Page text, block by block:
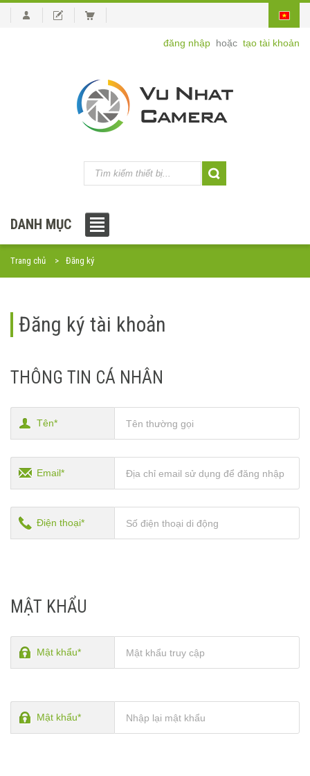
đăng nhập hoặc tạo tài khoản
DANH MỤC
Trang chủ Đăng ký
Đăng ký tài khoản
THÔNG TIN CÁ NHÂN
Tên*
Email*
Điện thoại*
MẬT KHẨU
Mật khẩu*
Mật khẩu*